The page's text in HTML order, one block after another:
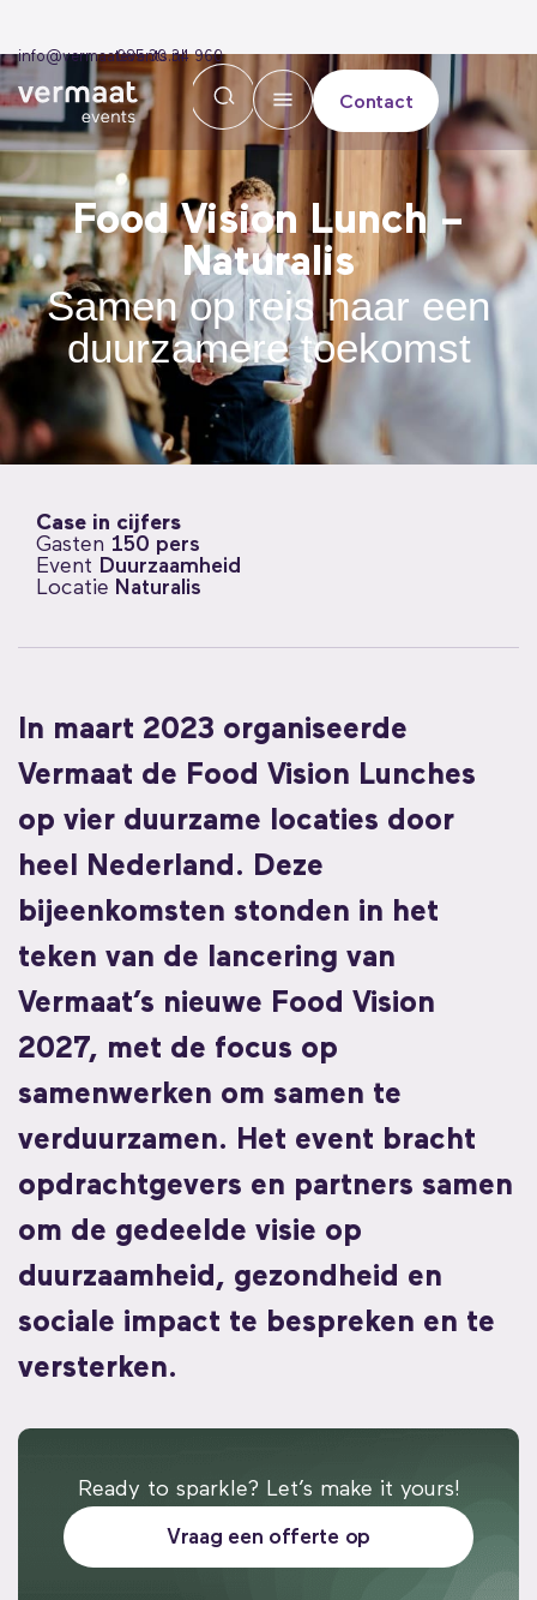
info@vermaatevents.nl
085 30 34 960
Contact
Food Vision Lunch –
Naturalis
Samen op reis naar een
duurzamere toekomst
Case in cijfers
Gasten 150 pers
Event Duurzaamheid
Locatie Naturalis
In maart 2023 organiseerde
Vermaat de Food Vision Lunches
op vier duurzame locaties door
heel Nederland. Deze
bijeenkomsten stonden in het
teken van de lancering van
Vermaat’s nieuwe Food Vision
2027, met de focus op
samenwerken om samen te
verduurzamen. Het event bracht
opdrachtgevers en partners samen
om de gedeelde visie op
duurzaamheid, gezondheid en
sociale impact te bespreken en te
versterken.
Ready to sparkle? Let’s make it yours!
Vraag een offerte op